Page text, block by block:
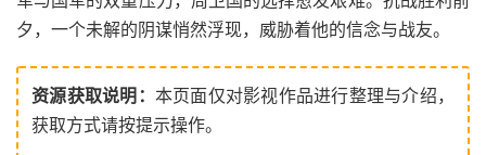
夕，一个未解的阴谋悄然浮现，威胁着他的信念与战友。
资源获取说明： 本页面仅对影视作品进行整理与介绍，
获取方式请按提示操作。